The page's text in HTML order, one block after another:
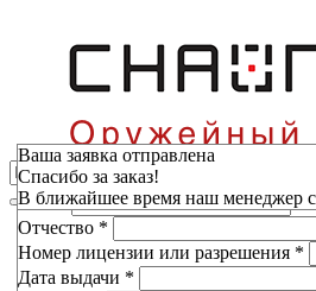
Зарезервировать
Фамилия*
Имя*
Отчество *
Номер лицензии или разрешения *
Дата выдачи *
Ваша заявка отправлена
Спасибо за заказ!
В ближайшее время наш менеджер